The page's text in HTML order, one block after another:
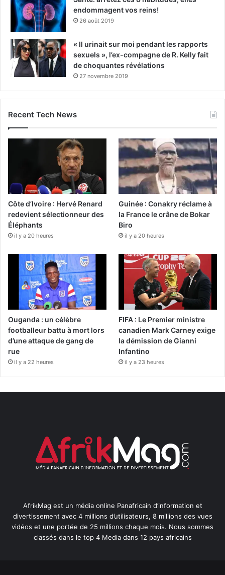
endommagent vos reins!
26 août 2019
« Il urinait sur moi pendant les rapports
sexuels », l’ex-compagne de R. Kelly fait
de choquantes révélations
27 novembre 2019
Recent Tech News
Côte d’Ivoire : Hervé Renard
redevient sélectionneur des
Éléphants
il y a 20 heures
Guinée : Conakry réclame à
la France le crâne de Bokar
Biro
il y a 20 heures
Ouganda : un célèbre
footballeur battu à mort lors
d’une attaque de gang de
rue
il y a 22 heures
FIFA : Le Premier ministre
canadien Mark Carney exige
la démission de Gianni
Infantino
il y a 23 heures
AfrikMag est un média online Panafricain d’information et
divertissement avec 4 millions d’utilisateurs, 8 millions des vues
vidéos et une portée de 25 millions chaque mois. Nous sommes
classés dans le top 4 Media dans 12 pays africains